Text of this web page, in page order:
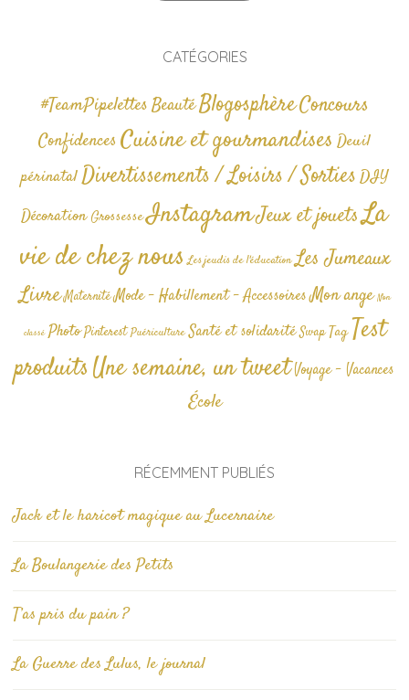
CATÉGORIES
#TeamPipelettesBeautéBlogosphèreConcours
Confidences Cuisine et gourmandises Deuil
périnatalDivertissements / Loisirs / SortiesDIY
Décoration GrossesseInstagramJeux et jouetsLa
vie de chez nous Les jeudis de l'éducation Les Jumeaux
Livre Maternité Mode - Habillement - AccessoiresMon ange Non
classé Photo Pinterest Puériculture Santé et solidarité Swap TagTest
produitsUne semaine, un tweetVoyage - Vacances
École
RÉCEMMENT PUBLIÉS
Jack et le haricot magique au Lucernaire
La Boulangerie des Petits
T’as pris du pain ?
La Guerre des Lulus, le journal